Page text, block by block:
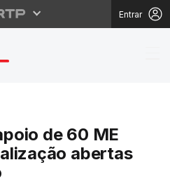
Entrar
a apoio
de 60 ME
abertas